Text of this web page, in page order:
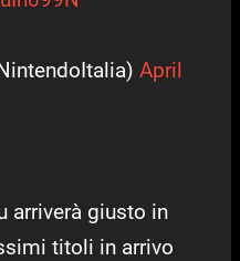
April
arriverà giusto in
titoli in arrivo